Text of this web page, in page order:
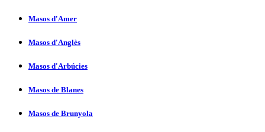
Masos d'Amer
Masos d'Anglès
Masos d'Arbúcies
Masos de Blanes
Masos de Brunyola